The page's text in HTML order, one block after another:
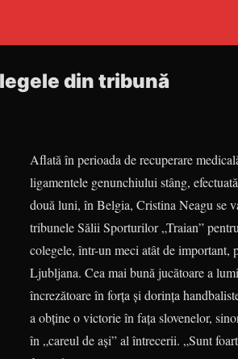
din tribună
Aflată în perioada de recuperare
ligamentele genunchiului stâng,
două luni, în Belgia, Cristina Neagu se
tribunele Sălii Sporturilor „Traian”
colegele, într-un meci atât de important,
Ljubljana. Cea mai bună jucă­toare a
încre­ză­toare în forţa şi dorinţa
a obţine o victorie în faţa slovenelor,
în „careul de aşi” al între­cerii. „Sunt